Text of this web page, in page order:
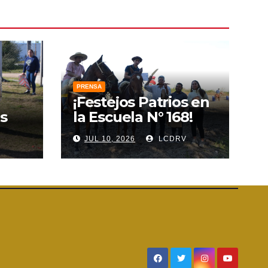
PRENSA
¡Festejos Patrios en
la Escuela N° 168!
JUL 10, 2026 LCDRV